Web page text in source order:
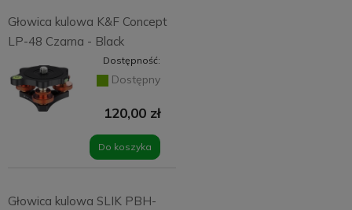
Głowica kulowa K&F Concept
LP-48 Czarna - Black
Dostępność:
Dostępny
120,00 zł
Do koszyka
Głowica kulowa SLIK PBH-